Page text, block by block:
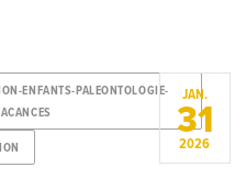
ENFANTS-PALEONTOLOGIE-
JAN.
31
2026